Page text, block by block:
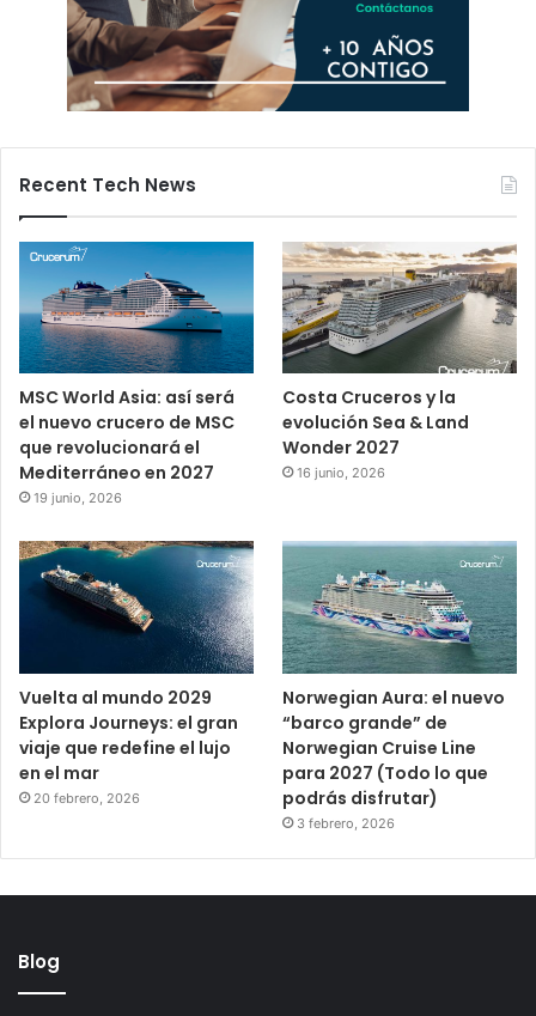
Recent Tech News
MSC World Asia: así será
el nuevo crucero de MSC
que revolucionará el
Mediterráneo en 2027
19 junio, 2026
Costa Cruceros y la
evolución Sea & Land
Wonder 2027
16 junio, 2026
Vuelta al mundo 2029
Explora Journeys: el gran
viaje que redefine el lujo
en el mar
20 febrero, 2026
Norwegian Aura: el nuevo
“barco grande” de
Norwegian Cruise Line
para 2027 (Todo lo que
podrás disfrutar)
3 febrero, 2026
Blog